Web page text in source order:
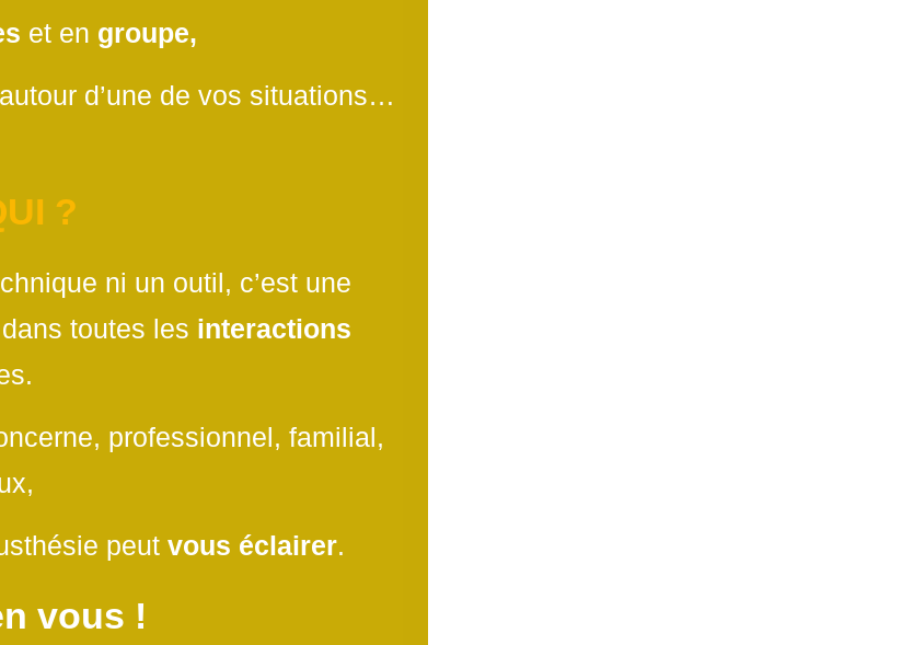
et en groupe,
autour d’une de vos situations…
?
ni un outil, c’est une
toutes les interactions
professionnel, familial,
peut vous éclairer.
vous !